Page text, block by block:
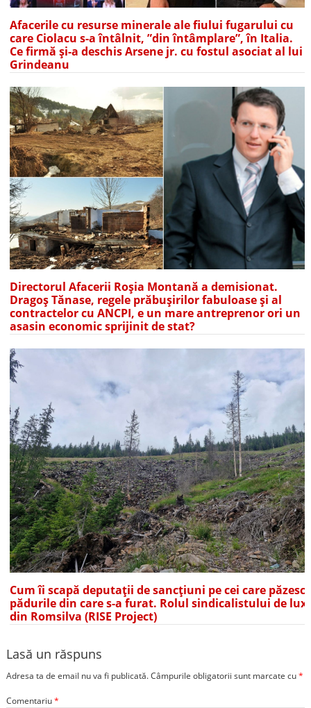
Afacerile cu resurse minerale ale fiului fugarului cu
care Ciolacu s-a întâlnit, ”din întâmplare”, în Italia.
Ce firmă și-a deschis Arsene jr. cu fostul asociat al lui
Grindeanu
Directorul Afacerii Roșia Montană a demisionat.
Dragoș Tănase, regele prăbușirilor fabuloase și al
contractelor cu ANCPI, e un mare antreprenor ori un
asasin economic sprijinit de stat?
Cum îi scapă deputații de sancțiuni pe cei care păzesc
pădurile din care s-a furat. Rolul sindicalistului de lux
din Romsilva (RISE Project)
Lasă un răspuns
Adresa ta de email nu va fi publicată.Câmpurile obligatorii sunt marcate cu*
Comentariu*